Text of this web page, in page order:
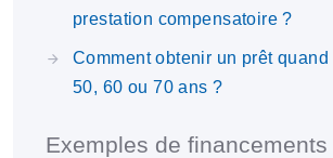
prestation compensatoire ?
Comment obtenir un prêt
50, 60 ou 70 ans ?
Exemples de